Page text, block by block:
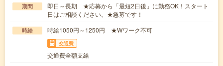
期間
即日～長期 ★応募から「最短2日後」に勤務OK！スタート
日はご相談ください。★急募です！
時給 時給1050円～1250円 ★Wワーク不可
交通費
交通費全額支給